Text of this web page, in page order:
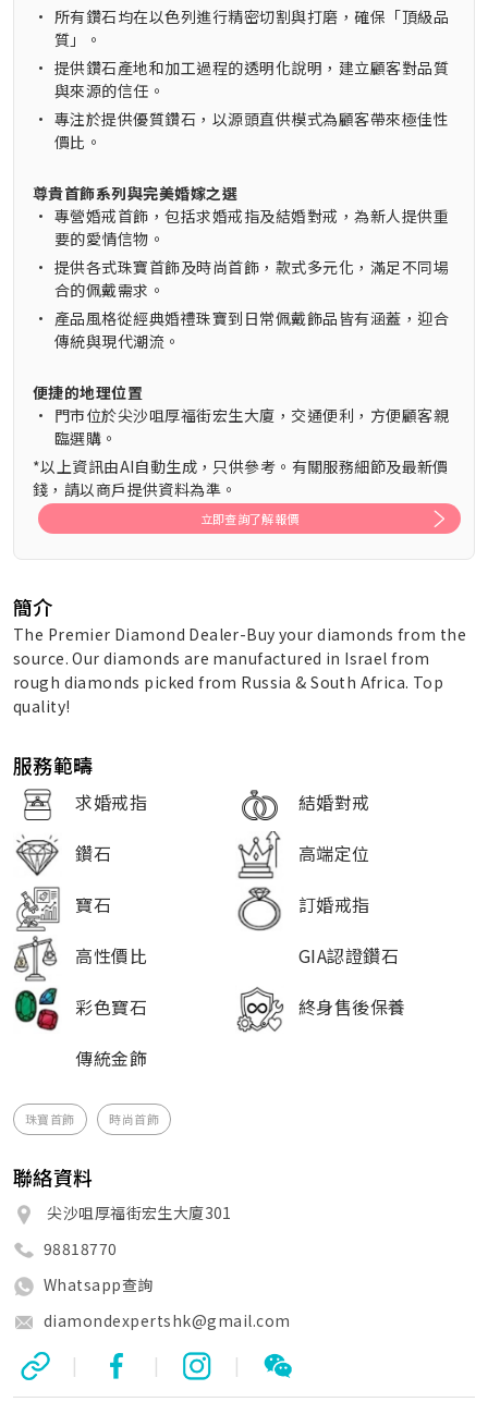
• 所有鑽石均在以色列進行精密切割與打磨，確保「頂級品
質」。
• 提供鑽石產地和加工過程的透明化說明，建立顧客對品質
與來源的信任。
• 專注於提供優質鑽石，以源頭直供模式為顧客帶來極佳性
價比。
尊貴首飾系列與完美婚嫁之選
• 專營婚戒首飾，包括求婚戒指及結婚對戒，為新人提供重
要的愛情信物。
• 提供各式珠寶首飾及時尚首飾，款式多元化，滿足不同場
合的佩戴需求。
• 產品風格從經典婚禮珠寶到日常佩戴飾品皆有涵蓋，迎合
傳統與現代潮流。
便捷的地理位置
• 門市位於尖沙咀厚福街宏生大廈，交通便利，方便顧客親
臨選購。
*以上資訊由AI自動生成，只供參考。有關服務細節及最新價
錢，請以商戶提供資料為準。
立即查詢了解報價
簡介
The Premier Diamond Dealer-Buy your diamonds from the
source. Our diamonds are manufactured in Israel from
rough diamonds picked from Russia & South Africa. Top
quality!
服務範疇
求婚戒指
結婚對戒
鑽石
高端定位
寶石
訂婚戒指
高性價比
GIA認證鑽石
彩色寶石
終身售後保養
傳統金飾
珠寶首飾 時尚首飾
聯絡資料
尖沙咀厚福街宏生大廈301
98818770
Whatsapp查詢
diamondexpertshk@gmail.com
| | |